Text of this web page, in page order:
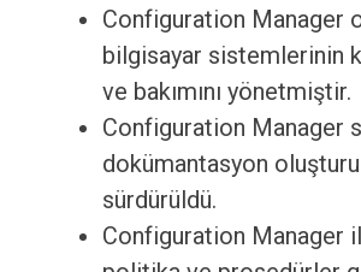
Configuration Manager
bilgisayar sistemlerinin
ve bakımını yönetmiştir.
Configuration Manager
dokümantasyon
sürdürüldü.
Configuration Manager